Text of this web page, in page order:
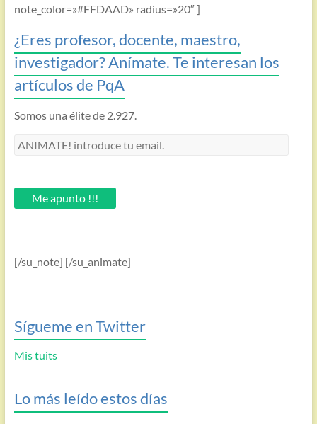
note_color=»#FFDAAD» radius=»20″ ]
¿Eres profesor, docente, maestro,
investigador? Anímate. Te interesan los
artículos de PqA
Somos una élite de 2.927.
ANIMATE!
email.Me apunto !!!
[/su_note] [/su_animate]
Sígueme en Twitter
Mis tuits
Lo más leído estos días